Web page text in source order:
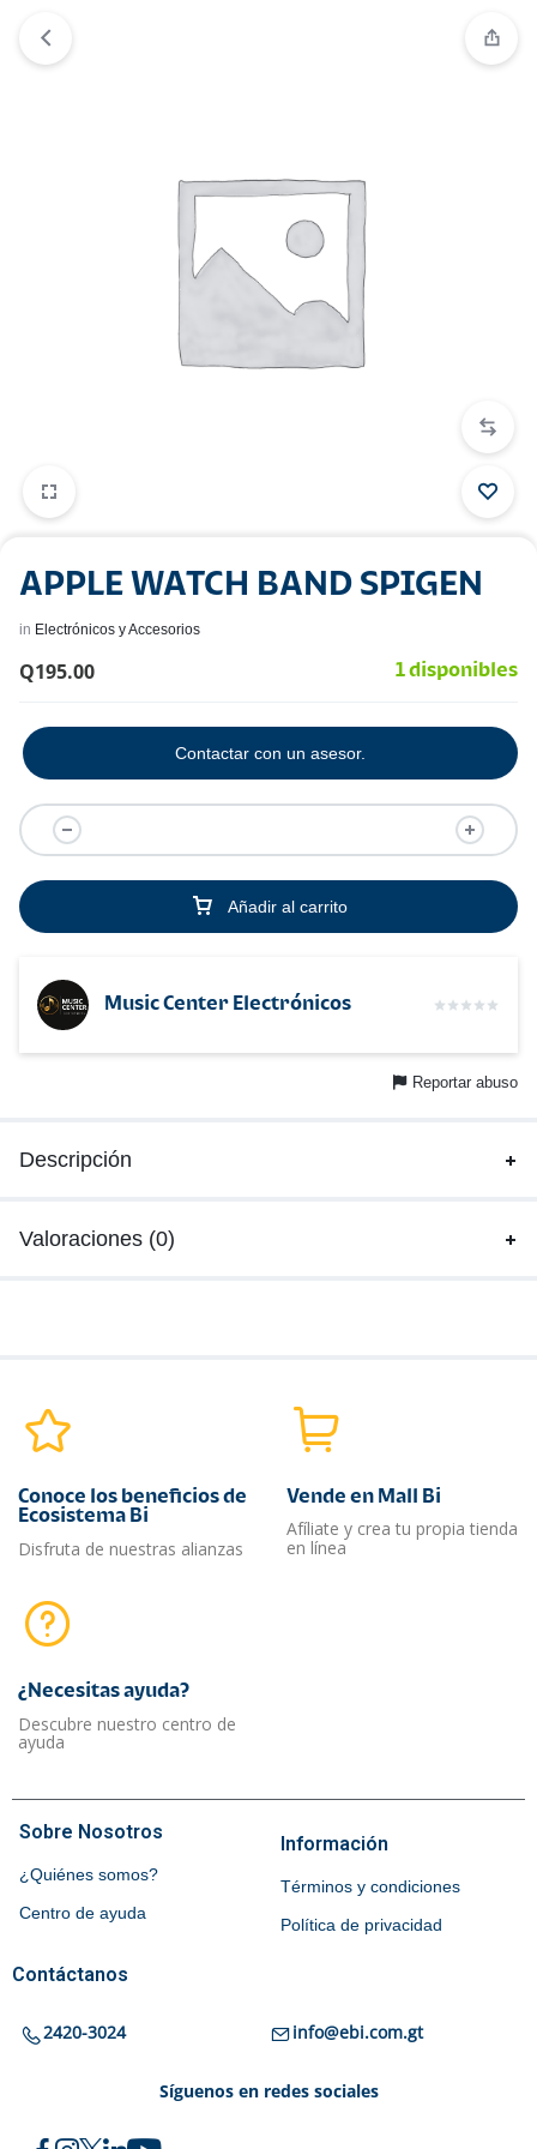
APPLE WATCH BAND SPIGEN
in Electrónicos y Accesorios
Q195.00 1 disponibles
Añadir al carrito
Contactar con un asesor.
Music Center Electrónicos
Reportar abuso
Descripción
Valoraciones (0)
Conoce los beneficios de
Ecosistema Bi
Disfruta de nuestras alianzas
Vende en Mall Bi
Afíliate y crea tu propia tienda
en línea
¿Necesitas ayuda?​
Descubre nuestro centro de
ayuda
Sobre Nosotros
¿Quiénes somos?
Centro de ayuda
Información
Términos y condiciones
Política de privacidad
Contáctanos
2420-3024 info@ebi.com.gt
Síguenos en redes sociales